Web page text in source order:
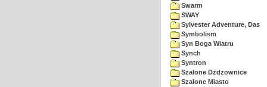
Swarm
SWAY
Sylvester Adventure, Das
Symbolism
Syn Boga Wiatru
Synch
Syntron
Szalone Dżdżownice
Szalone Miasto